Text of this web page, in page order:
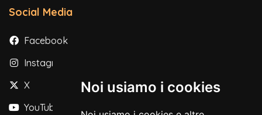
Noi usiamo i cookies
Social Media
Facebook
Instagram
X
YouTube